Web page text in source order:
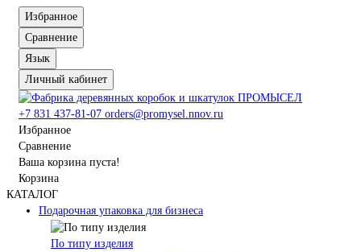
Избранное
Сравнение
Язык
Личный кабинет
+7 831 437-81-07 orders@promysel.nnov.ru
Избранное
Сравнение
Ваша корзина пуста!
Корзина
КАТАЛОГ
Подарочная упаковка для бизнеса
По типу изделия